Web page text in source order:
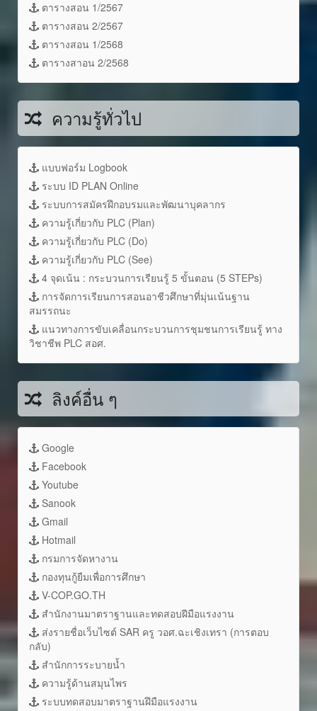
ตารางสอน 1/2567
ตารางสอน 2/2567
ตารางสอน 1/2568
ตารางสาอน 2/2568
ความรู้ทั่วไป
แบบฟอร์ม Logbook
ระบบ ID PLAN Online
ระบบการสมัครฝึกอบรมและพัฒนาบุคลากร
ความรู้เกี่ยวกับ PLC (Plan)
ความรู้เกี่ยวกับ PLC (Do)
ความรู้เกี่ยวกับ PLC (See)
4 จุดเน้น : กระบวนการเรียนรู้ 5 ขั้นตอน (5 STEPs)
การจัดการเรียนการสอนอาชีวศึกษาที่มุ่นเน้นฐาน
สมรรถนะ
แนวทางการขับเคลื่อนกระบวนการชุมชนการเรียนรู้ ทาง
วิชาชีพ PLC สอศ.
ลิงค์อื่น ๆ
Google
Facebook
Youtube
Sanook
Gmail
Hotmail
กรมการจัดหางาน
กองทุนกู้ยืมเพื่อการศึกษา
V-COP.GO.TH
สำนักงานมาตราฐานและทดสอบฝีมือแรงงาน
ส่งรายชื่อเว็บไซต์ SAR ครู วอศ.ฉะเชิงเทรา (การตอบ
กลับ)
สำนักการระบายน้ำ
ความรู้ด้านสมุนไพร
ระบบทดสอบมาตราฐานฝึมือแรงงาน